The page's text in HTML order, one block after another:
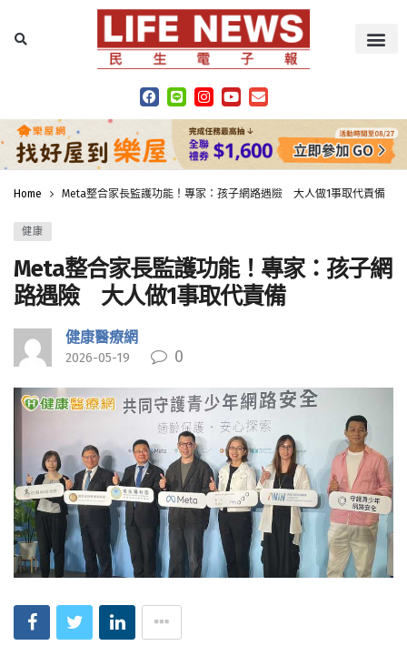
Home Meta整合家長監護功能！專家：孩子網路遇險 大人做1事取代責備
健康
Meta整合家長監護功能！專家：孩子網
路遇險 大人做1事取代責備
健康醫療網
2026-05-19 0